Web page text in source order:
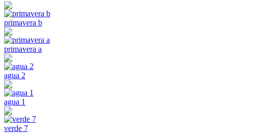
primavera b
primavera a
agua 2
agua 1
verde 7